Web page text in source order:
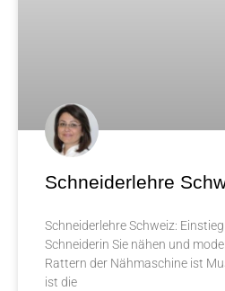
Schneiderlehre
Schneiderlehre Schweiz:
Schneiderin Sie nähen und
Rattern der Nähmaschine ist
ist die